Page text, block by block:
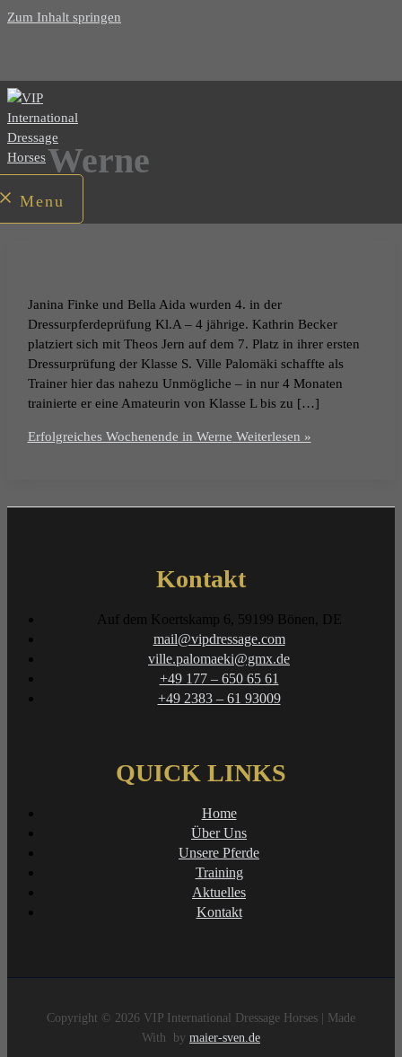
Zum Inhalt springen
Menu
Werne
Janina Finke und Bella Aida wurden 4. in der
Dressurpferdeprüfung Kl.A – 4 jährige. Kathrin Becker
platziert sich mit Theos Jern auf dem 7. Platz in ihrer ersten
Dressurprüfung der Klasse S. Ville Palomäki schaffte als
Trainer hier das nahezu Unmögliche – in nur 4 Monaten
trainierte er eine Amateurin von Klasse L bis zu […]
Erfolgreiches Wochenende in Werne Weiterlesen »
Kontakt
Auf dem Koertskamp 6, 59199 Bönen, DE
mail@vipdressage.com
ville.palomaeki@gmx.de
+49 177 – 650 65 61
+49 2383 – 61 93009
QUICK LINKS
Home
Über Uns
Unsere Pferde
Training
Aktuelles
Kontakt
Copyright © 2026 VIP International Dressage Horses | Made
With
by maier-sven.de